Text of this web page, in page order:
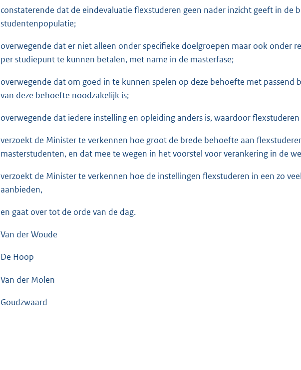
b
constaterende dat de eindevaluatie flexstuderen geen nader inzicht geeft in de
studentenpopulatie;
overwegende dat er niet alleen onder specifieke doelgroepen maar ook onder
per studiepunt te kunnen betalen, met name in de masterfase;
overwegende dat om goed in te kunnen spelen op deze behoefte met passend
van deze behoefte noodzakelijk is;
overwegende dat iedere instelling en opleiding anders is, waardoor
verzoekt de Minister te verkennen hoe groot de brede behoefte aan
masterstudenten, en dat mee te wegen in het voorstel voor verankering in de
verzoekt de Minister te verkennen hoe de instellingen flexstuderen in een zo
aanbieden,
en gaat over tot de orde van de dag.
Van der Woude
De Hoop
Van der Molen
Goudzwaard